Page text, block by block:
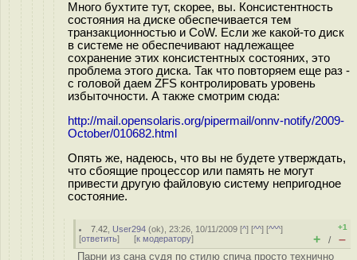
Много бухтите тут, скорее, вы. Консистентность
состояния на диске обеспечивается тем
транзакционностью и CoW. Если же какой-то диск
в системе не обеспечивают надлежащее
сохранение этих консистентных состояних, это
проблема этого диска. Так что повторяем еще раз -
с головой даем ZFS контролировать уровень
избыточности. А также смотрим сюда:
http://mail.opensolaris.org/pipermail/onnv-notify/2009-
October/010682.html
Опять же, надеюсь, что вы не будете утверждать,
что сбоящие процессор или память не могут
привести другую файловую систему непригодное
состояние.
7.42 User294 (ok), 23:26, 10/11/2009 [^] [^^] [^^^]
[ответить] [к модератору]
+1
+ / –
Парни из сана судя по стилю спича просто технично